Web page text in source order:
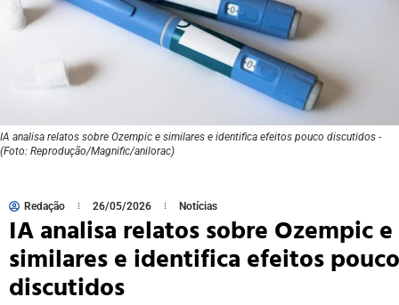
IA analisa relatos sobre Ozempic e similares e identifica efeitos pouco discutidos -
(Foto: Reprodução/Magnific/anilorac)
Redação 26/05/2026 Notícias
IA analisa relatos sobre Ozempic e
similares e identifica efeitos pouco
discutidos